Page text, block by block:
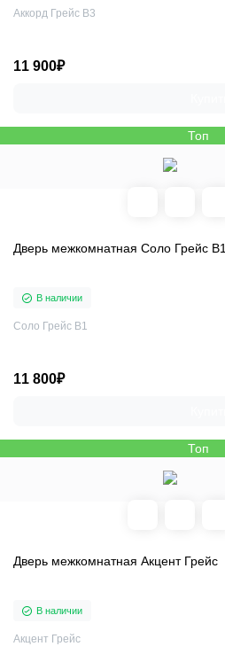
Аккорд Грейс В3
11 900₽
Топ
Дверь межкомнатная Соло Грейс В1
В наличии
Соло Грейс В1
11 800₽
Топ
Дверь межкомнатная Акцент Грейс
В наличии
Акцент Грейс